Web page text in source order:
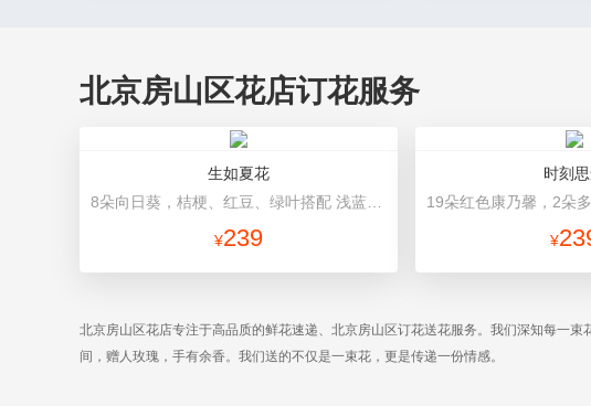
北京房山区花店订花服务
生如夏花
¥239
时刻
¥
北京房山区花店专注于高品质的鲜花速递、北京房山区订花送花服务。我们深知每一
间，赠人玫瑰，手有余香。我们送的不仅是一束花，更是传递一份情感。